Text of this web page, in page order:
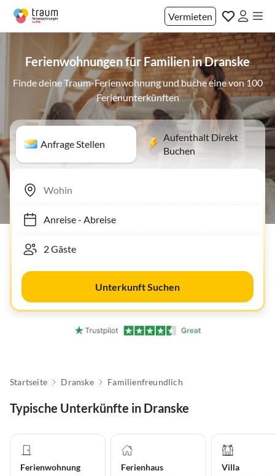
Vermieten
Ferienwohnungen für Familien in Dranske
Finde deine Traum-Ferienwohnung und buche eine von 100
Ferienunterkünften
Anfrage Stellen
Aufenthalt Direkt
Buchen
Anreise- Abreise
Unterkunft Suchen
Startseite Dranske Familienfreundlich
Typische Unterkünfte in Dranske
Ferienwohnung Ferienhaus Villa